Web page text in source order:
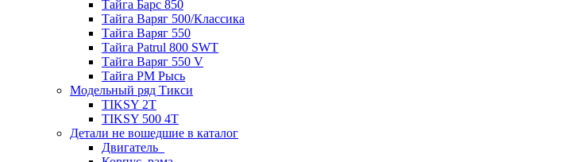
Тайга Барс 850
Тайга Варяг 500/Классика
Тайга Варяг 550
Тайга Patrul 800 SWT
Тайга Варяг 550 V
Тайга РМ Рысь
Модельный ряд Тикси
TIKSY 2T
TIKSY 500 4T
Детали не вошедшие в каталог
Двигатель_